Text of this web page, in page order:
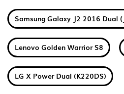
Samsung Galaxy J2 2016 Dual
Lenovo Golden Warrior S8
LG X Power Dual (K220DS)